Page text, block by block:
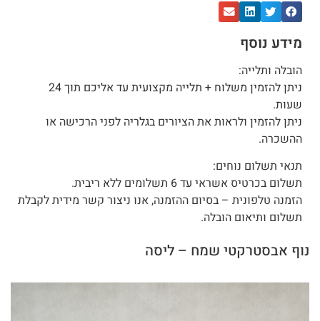
מידע נוסף
הובלה ותלייה:
ניתן להזמין משלוח + תלייה מקצועית עד אליכם תוך 24
שעות.
ניתן להזמין ולראות את הציורים בגלריה לפני הרכישה או
ההשכרה.
תנאי תשלום נוחים:
תשלום בכרטיס אשראי עד 6 תשלומים ללא ריבית.
הזמנה טלפונית – בסיום ההזמנה, אנו ניצור קשר מידית לקבלת
תשלום ותיאום הובלה.
נוף אבסטרקטי שמח – ליסה